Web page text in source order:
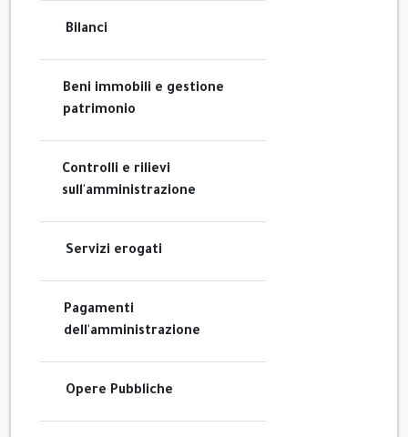
Bilanci
Beni immobili e gestione
patrimonio
Controlli e rilievi
sull'amministrazione
Servizi erogati
Pagamenti
dell'amministrazione
Opere Pubbliche